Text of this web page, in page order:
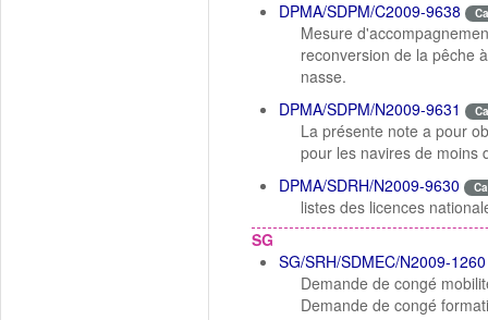
DPMA/SDPM/C2009-9638
Mesure
reconversion de la pêche
nasse.
DPMA/SDPM/N2009-9631
La présente note a pour
pour les navires de moins
DPMA/SDRH/N2009-9630
listes des licences
SG
SG/SRH/SDMEC/N2009-1260
Demande de congé
Demande de congé